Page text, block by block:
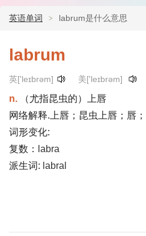
英语单词 labrum是什么意思
labrum
英['leɪbrəm] 美['leɪbrəm]
n.
（尤指昆虫的）上唇
网络解释.上唇；昆虫上唇；唇
词形变化:
复数：
labra
派生词: labral